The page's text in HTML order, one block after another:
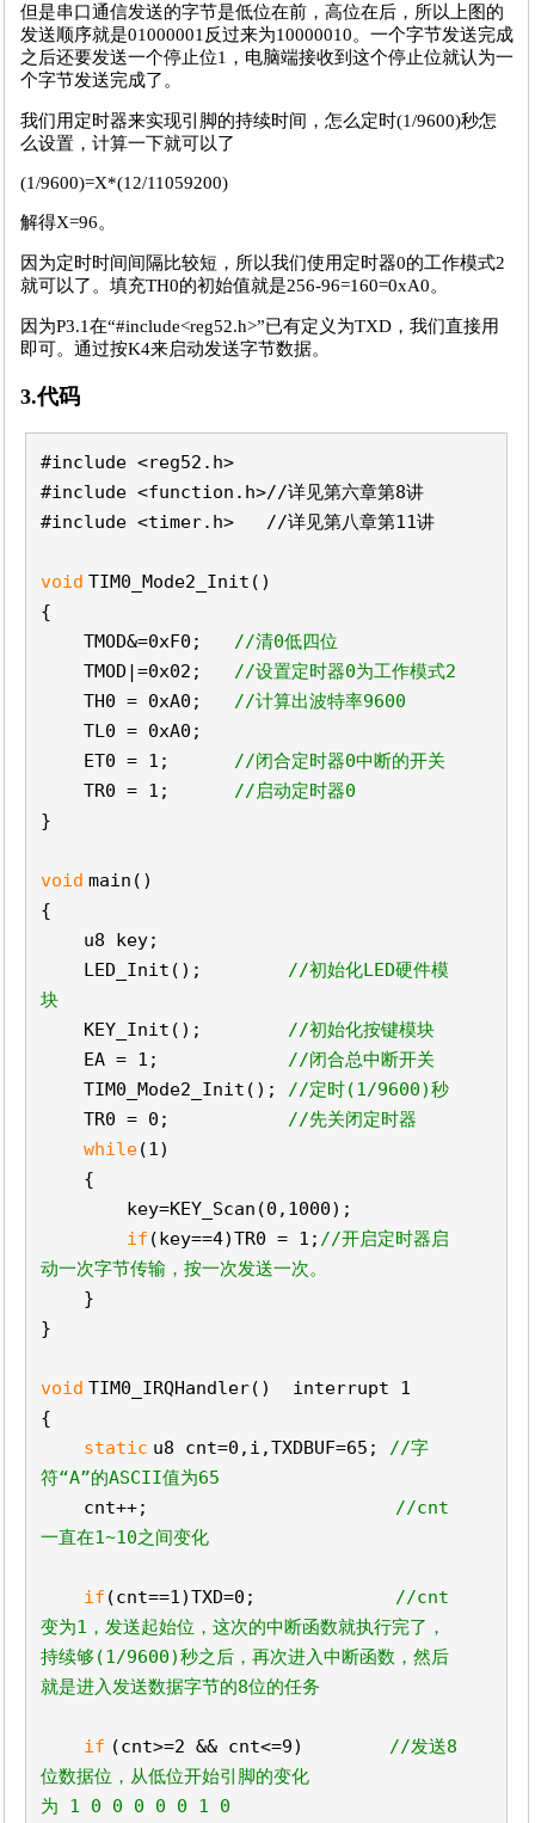
但是串口通信发送的字节是低位在前，高位在后，所以上图的
发送顺序就是01000001反过来为10000010。一个字节发送完成
之后还要发送一个停止位1，电脑端接收到这个停止位就认为一
个字节发送完成了。
我们用定时器来实现引脚的持续时间，怎么定时(1/9600)秒怎
么设置，计算一下就可以了
(1/9600)=X*(12/11059200)
解得X=96。
因为定时时间间隔比较短，所以我们使用定时器0的工作模式2
就可以了。填充TH0的初始值就是256-96=160=0xA0。
因为P3.1在“#include<reg52.h>”已有定义为TXD，我们直接用
即可。通过按K4来启动发送字节数据。
3.代码
#include <reg52.h>
#include <function.h>//详见第六章第8讲
#include <timer.h> //详见第八章第11讲
void TIM0_Mode2_Init()
{
TMOD&=0xF0;
//清0低四位
TMOD|=0x02;
//设置定时器0为工作模式2
TH0 = 0xA0;
//计算出波特率9600
TL0 = 0xA0;
ET0 = 1;
//闭合定时器0中断的开关
TR0 = 1;
//启动定时器0
}
void main()
{
u8 key;
LED_Init();
//初始化LED硬件模
块
KEY_Init();
//初始化按键模块
EA = 1;
//闭合总中断开关
TIM0_Mode2_Init();
//定时(1/9600)秒
TR0 = 0;
//先关闭定时器
while(1)
{
key=KEY_Scan(0,1000);
if (key==4)TR0 = 1; //开启定时器启
动一次字节传输，按一次发送一次。
}
}
void TIM0_IRQHandler() interrupt 1
{
static u8 cnt=0,i,TXDBUF=65;
//字
符“A”的ASCII值为65
cnt++;
//cnt
一直在1~10之间变化
if (cnt==1)TXD=0;
//cnt
变为1，发送起始位，这次的中断函数就执行完了，
持续够(1/9600)秒之后，再次进入中断函数，然后
就是进入发送数据字节的8位的任务
if (cnt>=2 && cnt<=9)
//发送8
位数据位，从低位开始引脚的变化
为 1 0 0 0 0 0 1 0